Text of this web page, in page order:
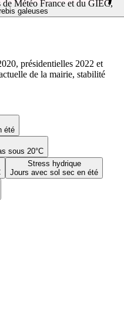
galeuses
été
sous 20°C
Stress hydrique
Jours avec sol sec en été
de Météo France et du GIEC,
présidentielles 2022 et
de la mairie, stabilité